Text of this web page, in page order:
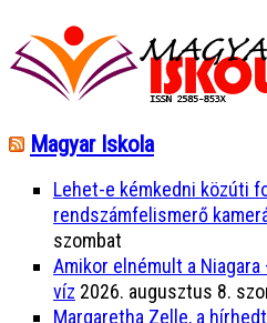
Magyar Iskola
Lehet-e kémkedni közúti
rendszámfelismerő
szombat
Amikor elnémult a
víz 2026. augusztus 8.
Margaretha Zelle, a